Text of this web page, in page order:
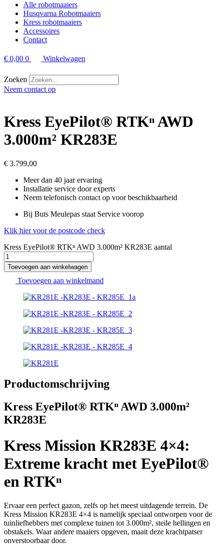
Alle robotmaaiers
Husqvarna Robotmaaiers
Kress robotmaaiers
Accessoires
Contact
€ 0,00 0 Winkelwagen
Zoeken
Neem contact op
Kress EyePilot® RTKⁿ AWD
3.000m² KR283E
€ 3.799,00
Meer dan 40 jaar ervaring
Installatie service door experts
Neem telefonisch contact op voor beschikbaarheid
Bij Buts Meulepas staat Service voorop
Klik hier voor de postcode check
Kress EyePilot® RTKⁿ AWD 3.000m² KR283E aantal
Toevoegen aan winkelwagen
Toevoegen aan winkelmand
Productomschrijving
Kress EyePilot® RTKⁿ AWD 3.000m²
KR283E
Kress Mission KR283E 4×4:
Extreme kracht met EyePilot®
en RTKⁿ
Ervaar een perfect gazon, zelfs op het meest uitdagende terrein. De
Kress Mission KR283E 4×4 is namelijk speciaal ontworpen voor de
tuinliefhebbers met complexe tuinen tot 3.000m², steile hellingen en
obstakels. Waar andere maaiers opgeven, maait deze krachtpatser
onverstoorbaar door.